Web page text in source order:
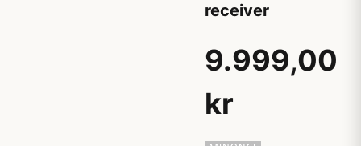
receiver
9.999,00
kr